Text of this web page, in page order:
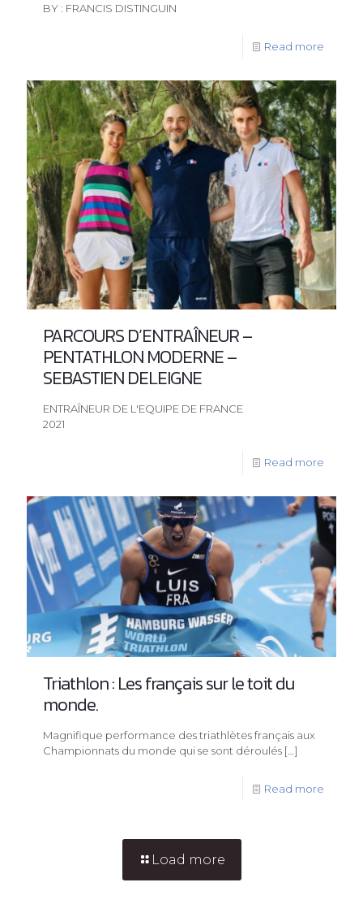
BY : FRANCIS DISTINGUIN
Read more
PARCOURS D’ENTRAÎNEUR –
PENTATHLON MODERNE –
SEBASTIEN DELEIGNE
ENTRAÎNEUR DE L'EQUIPE DE FRANCE
2021
Read more
Triathlon : Les français sur le toit du
monde.
Magnifique performance des triathlètes français aux
Championnats du monde qui se sont déroulés […]
Read more
Load more